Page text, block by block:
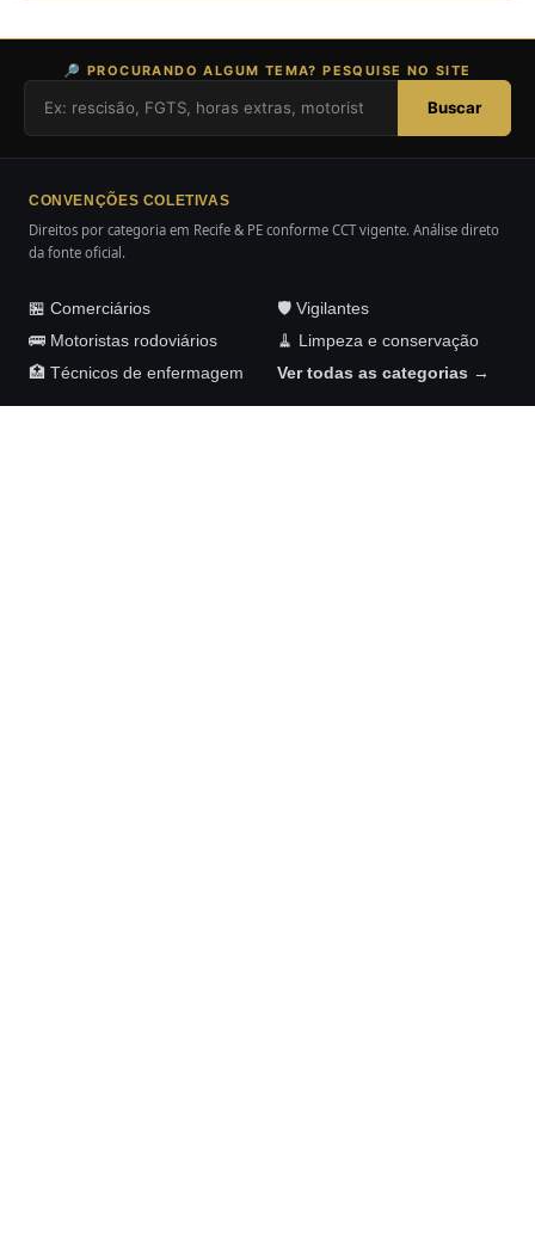
🔎 PROCURANDO ALGUM TEMA? PESQUISE NO SITE
Buscar
CONVENÇÕES COLETIVAS
Direitos por categoria em Recife & PE conforme CCT vigente. Análise direto
da fonte oficial.
🏪 Comerciários
🛡️ Vigilantes
🚌 Motoristas rodoviários
🧹 Limpeza e conservação
🏥 Técnicos de enfermagem
Ver todas as categorias →